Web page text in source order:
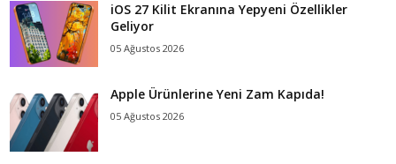
iOS 27 Kilit Ekranına Yepyeni Özellikler
Geliyor
05 Ağustos 2026
Apple Ürünlerine Yeni Zam Kapıda!
05 Ağustos 2026